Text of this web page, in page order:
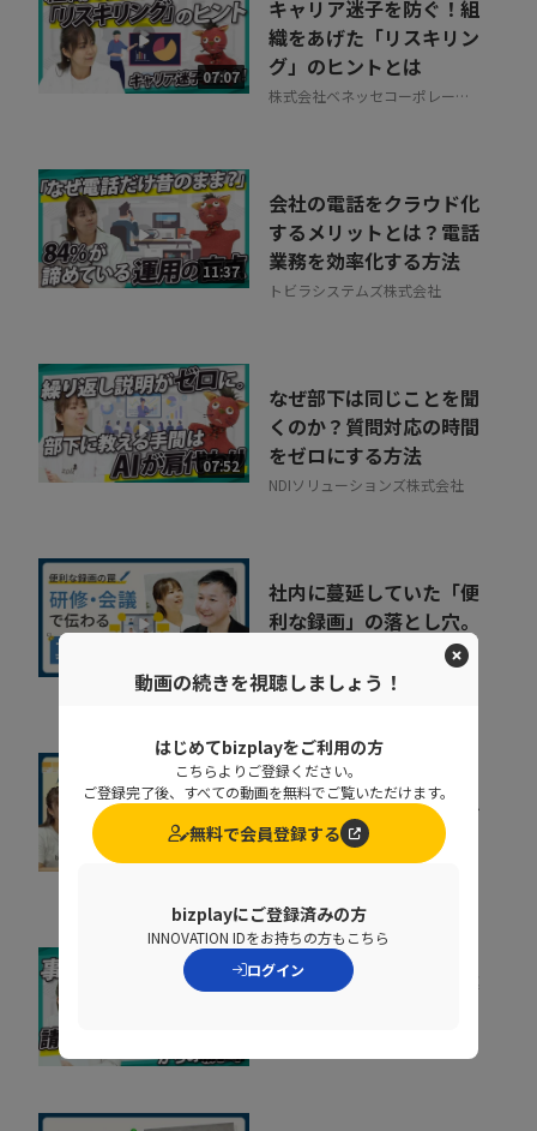
07:07
キャリア迷子を防ぐ！組
織をあげた「リスキリン
グ」のヒントとは
株式会社ベネッセコーポレーシ
11:37
会社の電話をクラウド化
するメリットとは？電話
業務を効率化する方法
トビラシステムズ株式会社
07:52
なぜ部下は同じことを聞
くのか？質問対応の時間
をゼロにする方法
NDIソリューションズ株式会社
社内に蔓延していた「便
利な録画」の落とし穴。
NDIソリューションズ株式会社
すぐに効果が出る。手間
も時間もかけずに売上げ
を即上げする裏技【...
督促に費やす時間を事業
ル
動画の続きを視聴しましょう！
はじめてbizplayをご利用の方
こちらよりご登録ください。
ご登録完了後、すべての動画を無料でご覧いただけます。
無料で会員登録する
bizplayにご登録済みの方
INNOVATION IDをお持ちの方もこちら
ログイン